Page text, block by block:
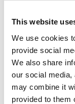
This website
We use cookies
provide social
We also share
our social media,
may combine it
provided to them
(gegen